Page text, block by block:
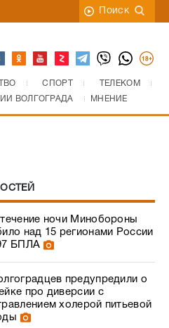
Поиск
СПОРТ
ТЕЛЕКОМ
ВОЛГОГРАДА МНЕНИЕ
ночи Минобороны
над 15 регионами России
БПЛА
предупредили о
про диверсии с
холерой питьевой